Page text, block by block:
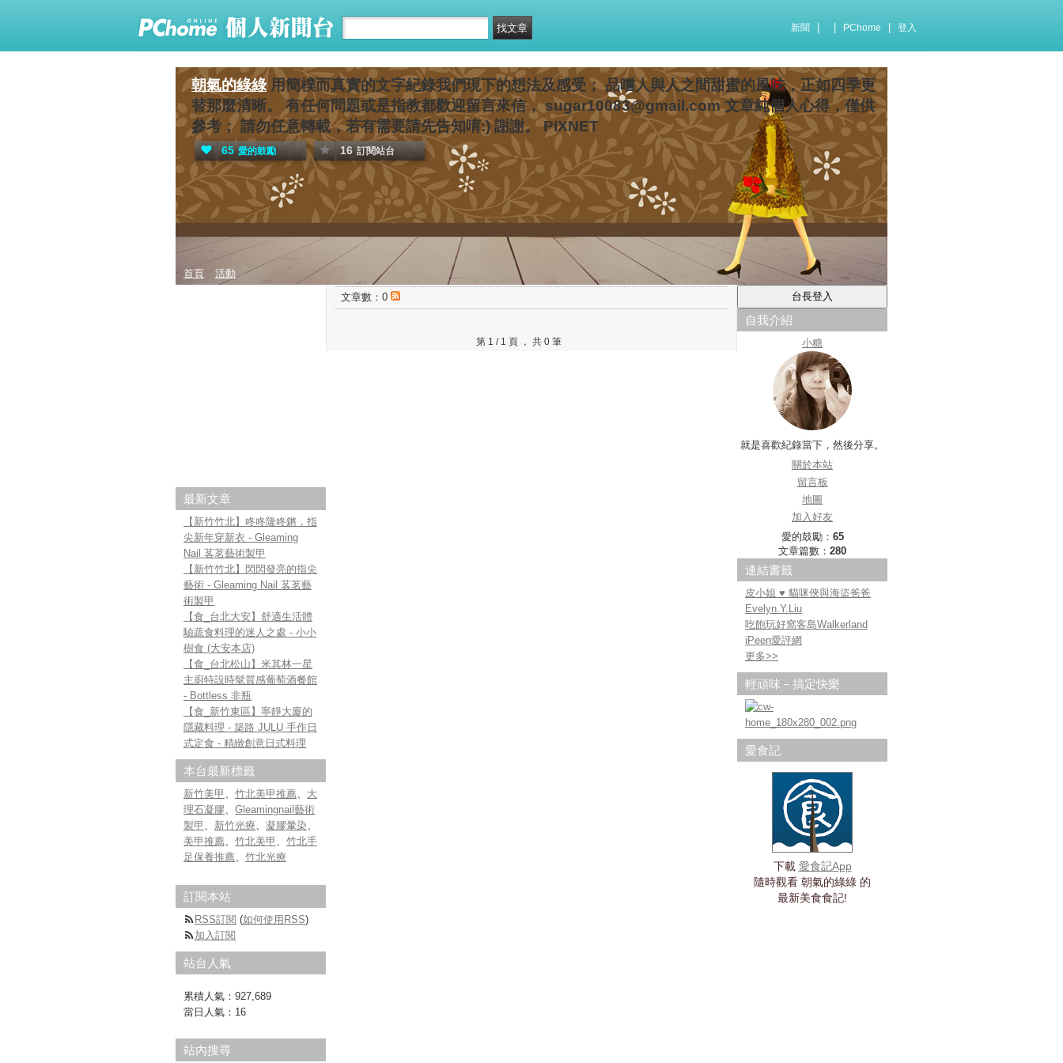
新聞 PChome 登入
朝氣的綠綠 用簡樸而真實的文字紀錄我們現下的想法及感受； 品嚐人與人之間甜蜜的風味，正如四季更
替那麼清晰。 有任何問題或是指教都歡迎留言來信， sugar10083@gmail.com 文章純個人心得，僅供
參考； 請勿任意轉載，若有需要請先告知唷:) 謝謝。 PIXNET
65 愛的鼓勵 16 訂閱站台
首頁
活動
文章數：0
第 1 / 1 頁 ， 共 0 筆
自我介紹
小糖
就是喜歡紀錄當下，然後分享。
關於本站
留言板
地圖
加入好友
愛的鼓勵： 65
文章篇數： 280
連結書籤
皮小姐 ♥ 貓咪俠與海盜爸爸
Evelyn.Y.Liu
吃飽玩好窩客島Walkerland
iPeen愛評網
更多>>
輕頑味－搞定快樂
愛食記
下載 愛食記App
隨時觀看 朝氣的綠綠 的
最新美食食記!
最新文章
【新竹竹北】咚咚隆咚鏘，指
尖新年穿新衣 - Gleaming
Nail 茖茗藝術製甲
【新竹竹北】閃閃發亮的指尖
藝術 - Gleaming Nail 茖茗藝
術製甲
【食_台北大安】舒適生活體
驗蔬食料理的迷人之處 - 小小
樹食 (大安本店)
【食_台北松山】米其林一星
主廚特設時髦質感葡萄酒餐館
- Bottless 非瓶
【食_新竹東區】寧靜大廈的
隱藏料理 - 築路 JULU 手作日
式定食 - 精緻創意日式料理
本台最新標籤
新竹美甲 、 竹北美甲推薦、 大
理石凝膠、 Gleamingnail藝術
製甲 、 新竹光療、 凝膠暈染、
美甲推薦、 竹北美甲 、 竹北手
足保養推薦、 竹北光療
訂閱本站
RSS訂閱 (如何使用RSS)
加入訂閱
站台人氣
累積人氣： 927,689
當日人氣： 16
站內搜尋